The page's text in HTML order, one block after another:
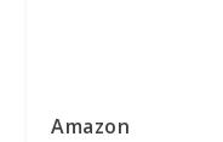
Amazon